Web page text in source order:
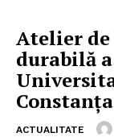
Atelier
durabilă
Constanța
ACTUALITATE